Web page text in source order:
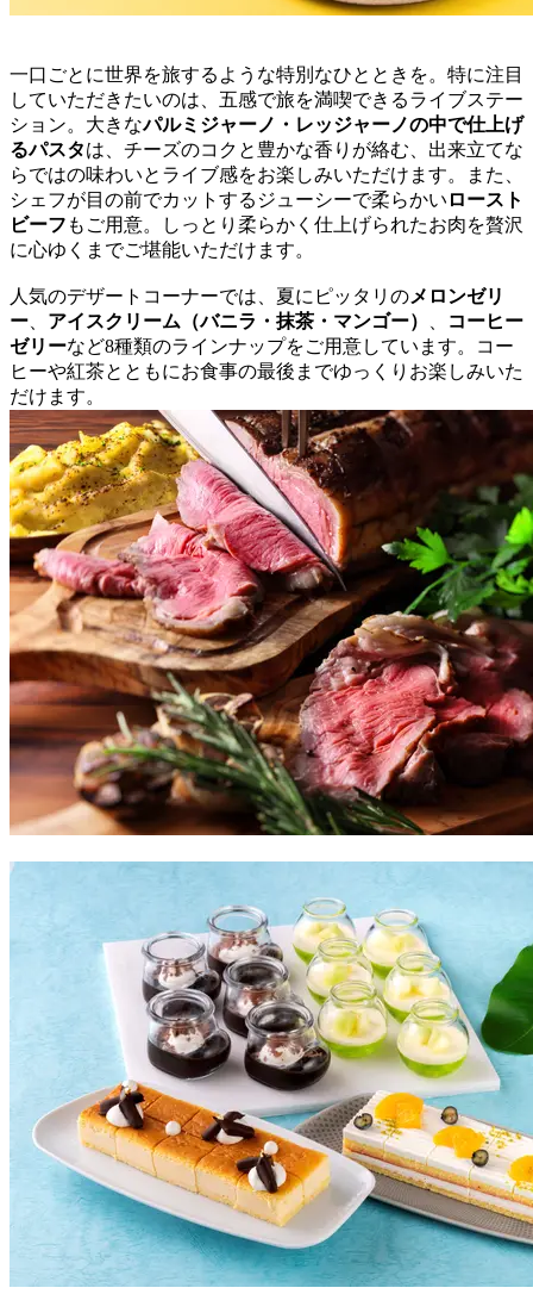
一口ごとに世界を旅するような特別なひとときを。特に注目
していただきたいのは、五感で旅を満喫できるライブステー
ション。大きなパルミジャーノ・レッジャーノの中で仕上げ
るパスタは、チーズのコクと豊かな香りが絡む、出来立てな
らではの味わいとライブ感をお楽しみいただけます。また、
シェフが目の前でカットするジューシーで柔らかい ロースト
ビーフ もご用意。しっとり柔らかく仕上げられたお肉を贅沢
に心ゆくまでご堪能いただけます。
人気のデザートコーナーでは、夏にピッタリのメロンゼリ
ー
アイスクリーム（バニラ・抹茶・マンゴー）
コーヒー
ゼリーなど8種類のラインナップをご用意しています。コー
ヒーや紅茶とともにお食事の最後までゆっくりお楽しみいた
だけます。